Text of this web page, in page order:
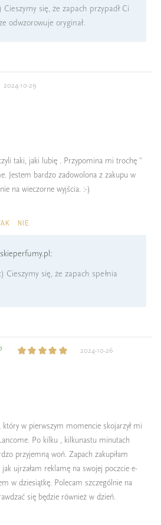
się, że zapach przypadł Ci
odwzorowuje oryginał.
2024-10-29
taki, jaki lubię . Przypomina mi trochę "
Jestem bardzo zadowolona z zakupu w
na wieczorne wyjścia. :-)
NIE
Cieszymy się, że zapach spełnia
2024-10-26
który w pierwszym momencie skojarzył mi
Po kilku , kilkunastu minutach
przyjemną woń. Zapach zakupiłam
ujrzałam reklamę na swojej poczcie e-
w dziesiątkę. Polecam szczególnie na
się będzie również w dzień.